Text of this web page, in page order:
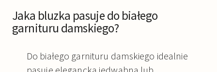
Jaka bluzka pasuje do białego
garnituru damskiego?
Do białego garnituru damskiego idealnie